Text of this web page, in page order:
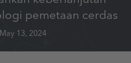
pemetaan cerdas
May 13, 2024